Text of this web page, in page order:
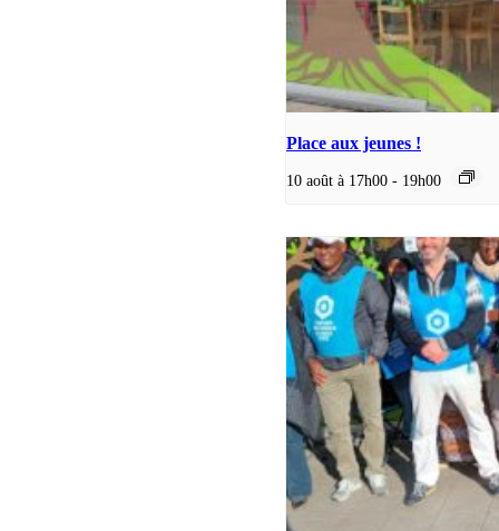
Place aux jeunes !
10 août à 17h00 - 19h00